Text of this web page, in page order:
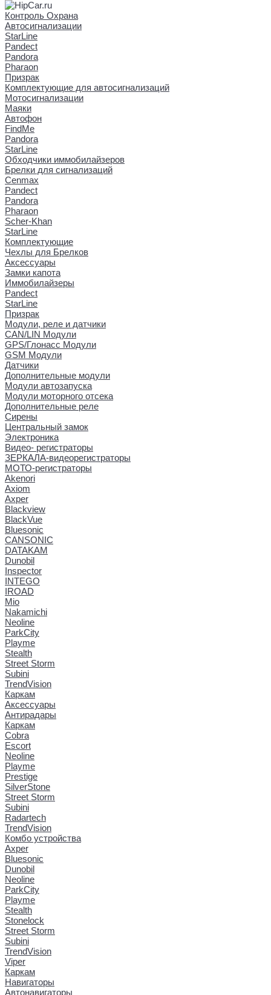
Контроль Охрана
Автосигнализации
StarLine
Pandect
Pandora
Pharaon
Призрак
Комплектующие для автосигнализаций
Мотосигнализации
Маяки
Автофон
FindMe
Pandora
StarLine
Обходчики иммобилайзеров
Брелки для сигнализаций
Cenmax
Pandect
Pandora
Pharaon
Scher-Khan
StarLine
Комплектующие
Чехлы для Брелков
Аксессуары
Замки капота
Иммобилайзеры
Pandect
StarLine
Призрак
Модули, реле и датчики
CAN/LIN Модули
GPS/Глонасс Модули
GSM Модули
Датчики
Дополнительные модули
Модули автозапуска
Модули моторного отсека
Дополнительные реле
Сирены
Центральный замок
Электроника
Видео- регистраторы
ЗЕРКАЛА-видеорегистраторы
МОТО-регистраторы
Akenori
Axiom
Axper
Blackview
BlackVue
Bluesonic
CANSONIC
DATAKAM
Dunobil
Inspector
INTEGO
IROAD
Mio
Nakamichi
Neoline
ParkCity
Playme
Stealth
Street Storm
Subini
TrendVision
Каркам
Аксессуары
Антирадары
Каркам
Cobra
Escort
Neoline
Playme
Prestige
SilverStone
Street Storm
Subini
Radartech
TrendVision
Комбо устройства
Axper
Bluesonic
Dunobil
Neoline
ParkCity
Playme
Stealth
Stonelock
Street Storm
Subini
TrendVision
Viper
Каркам
Навигаторы
Автонавигаторы